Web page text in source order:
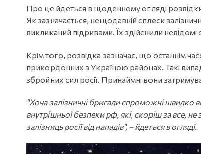
Про це йдеться в щоденному огляді розвідки
Як зазначається, нещодавній сплеск
викликаний підривами. Їх здійснили невідомі
Крім того, розвідка зазначає, що останнім
прикордонних з Україною районах. Такі
збройних сил росії. Принаймні вони
"Хоча залізничні бригади спроможні швидко
внутрішньої безпеки рф, які, скоріш за все,
залізниць росії від нападів", – йдеться в огляді.